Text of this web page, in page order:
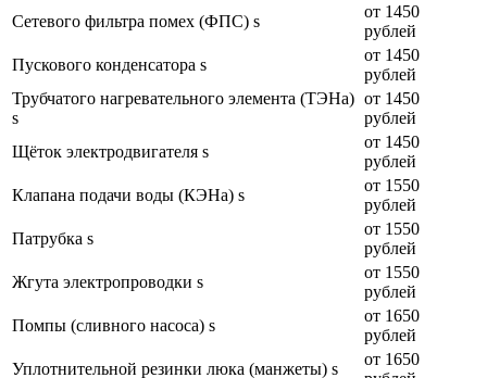
Сетевого фильтра помех (ФПС) s
от 1450
рублей
Пускового конденсатора s
от 1450
рублей
Трубчатого нагревательного элемента (ТЭНа)
s
от 1450
рублей
Щёток электродвигателя s
от 1450
рублей
Клапана подачи воды (КЭНа) s
от 1550
рублей
Патрубка s
от 1550
рублей
Жгута электропроводки s
от 1550
рублей
Помпы (сливного насоса) s
от 1650
рублей
Уплотнительной резинки люка (манжеты) s
от 1650